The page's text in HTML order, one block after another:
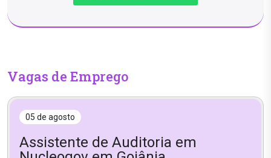
Vagas de Emprego
05 de agosto
Assistente de Auditoria em